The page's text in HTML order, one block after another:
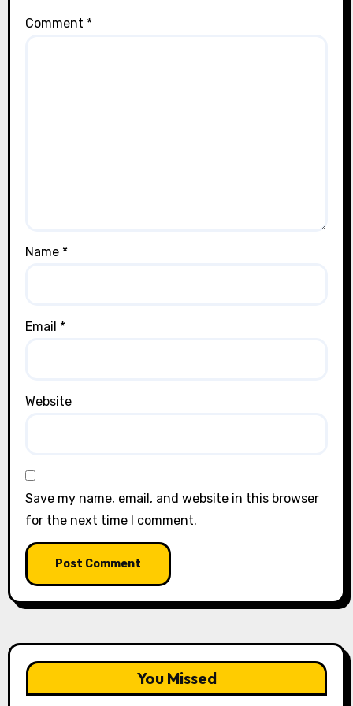
Comment *
Name *
Email *
Website
Save my name, email, and website in this browser
for the next time I comment.
You Missed